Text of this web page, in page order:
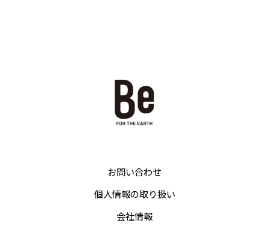
お問い合わせ
個人情報の取り扱い
会社情報